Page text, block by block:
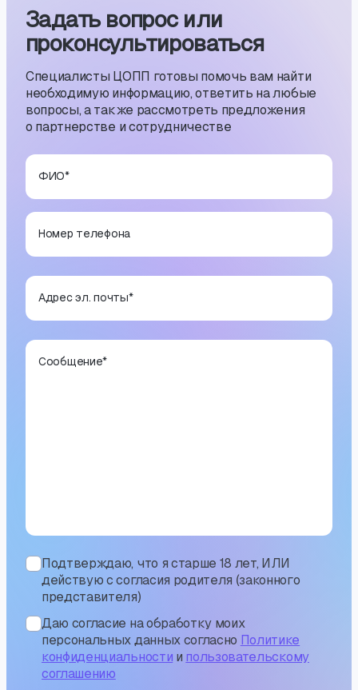
Задать вопрос или
проконсуль­тиро­ваться
Специалисты ЦОПП готовы помочь вам найти
необходимую информацию, ответить на любые
вопросы, а также рассмотреть предложения
о партнерстве и сотрудничестве
ФИО*
Номер телефона
Адрес эл. почты*
Сообщение*
Подтверждаю, что я старше 18 лет, ИЛИ
действую с согласия родителя (законного
представителя)
Даю согласие на обработку моих
персональных данных согласно Политике
конфиденциальности и пользовательскому
соглашению